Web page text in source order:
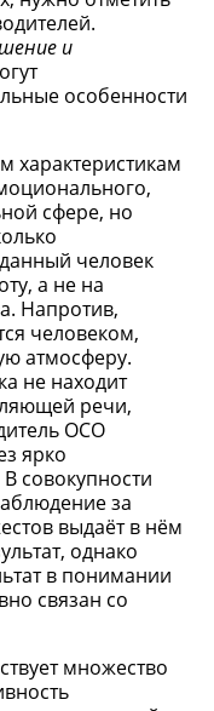
и
особенности
характеристикам
сфере, но
человек
а не на
Напротив,
человеком,
атмосферу.
не находит
речи,
ОСО
ярко
совокупности
за
выдаёт в нём
однако
в понимании
связан со
множество